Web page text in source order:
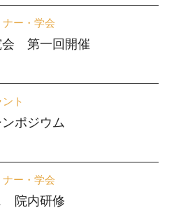
ー・学会
会 第一回開催
ト
ポジウム
ー・学会
院内研修